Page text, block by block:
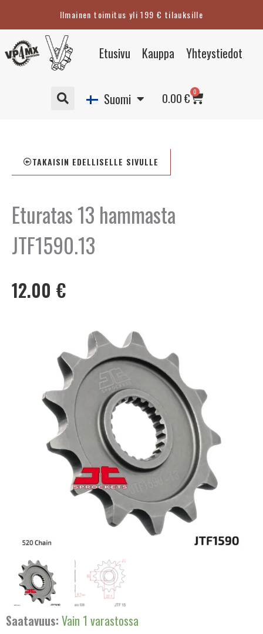
Ilmainen toimitus yli 199 € tilauksille
Etusivu Kauppa Yhteystiedot
Suomi
English
Deutsch
0.00€ 0
Cart
TAKAISIN EDELLISELLE SIVULLE
Eturatas 13 hammasta
JTF1590.13
12.00 €
Saatavuus: Vain 1 varastossa
AUSTRALIA
BELGIA